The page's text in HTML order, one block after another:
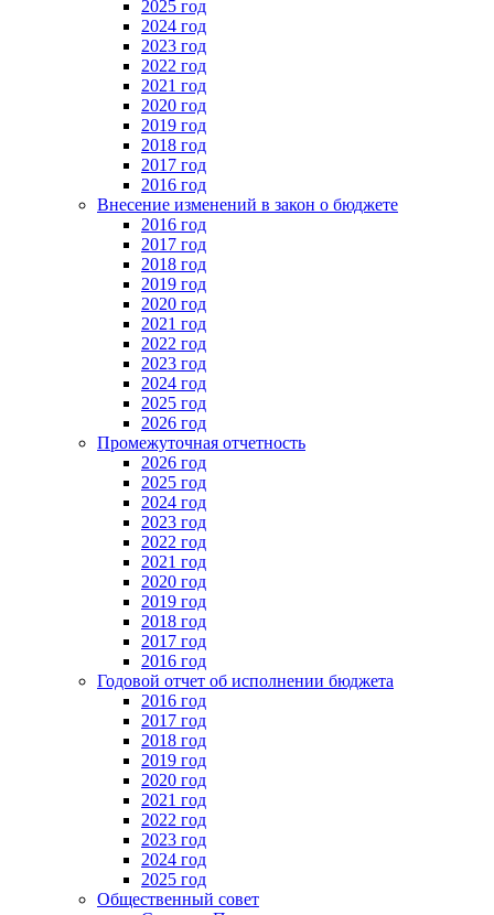
2025 год
2024 год
2023 год
2022 год
2021 год
2020 год
2019 год
2018 год
2017 год
2016 год
Внесение изменений в закон о бюджете
2016 год
2017 год
2018 год
2019 год
2020 год
2021 год
2022 год
2023 год
2024 год
2025 год
2026 год
Промежуточная отчетность
2026 год
2025 год
2024 год
2023 год
2022 год
2021 год
2020 год
2019 год
2018 год
2017 год
2016 год
Годовой отчет об исполнении бюджета
2016 год
2017 год
2018 год
2019 год
2020 год
2021 год
2022 год
2023 год
2024 год
2025 год
Общественный совет